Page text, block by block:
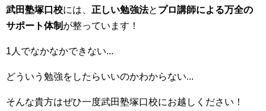
武田塾塚口校には、 正しい勉強法と プロ講師による万全の
サポート体制 が整っています！
1人でなかなかできない...
どういう勉強をしたらいいのかわからない...
そんな貴方はぜひ一度武田塾塚口校にお越しください！